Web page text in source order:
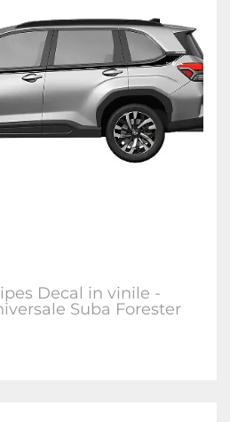
Decal in vinile -
Suba Forester